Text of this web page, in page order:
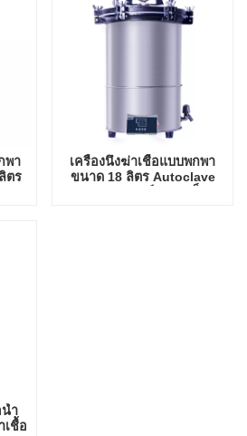
พา
ตร
เครื่องนึ่งฆ่าเชื้อแบบพกพา
ขนาด 18 ลิตร Autoclave
น้ำ
เชื้อ